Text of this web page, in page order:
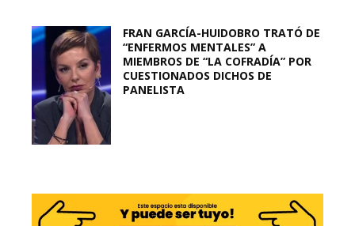
FRAN GARCÍA-HUIDOBRO TRATÓ DE
“ENFERMOS MENTALES” A
MIEMBROS DE “LA COFRADÍA” POR
CUESTIONADOS DICHOS DE
PANELISTA